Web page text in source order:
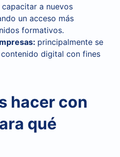
a nuevos
un acceso más
formativos.
principalmente se
digital con fines
hacer con
qué